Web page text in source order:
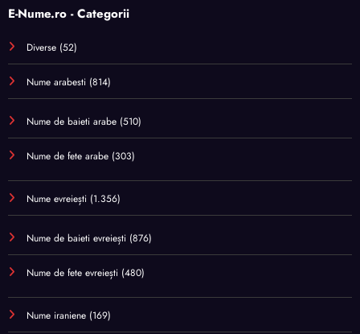
E-Nume.ro - Categorii
Diverse (52)
Nume arabesti (814)
Nume de baieti arabe (510)
Nume de fete arabe (303)
Nume evreiești (1.356)
Nume de baieti evreiești (876)
Nume de fete evreiești (480)
Nume iraniene (169)